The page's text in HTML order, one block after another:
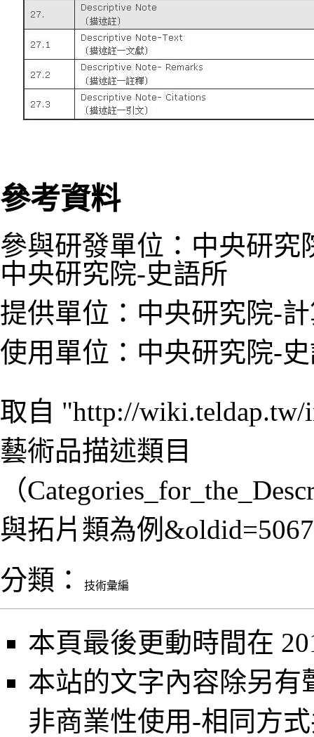
參考資料
參與研發單位：中央研
中央研究院-史語所
提供單位：中央研究院-
使用單位：中央研究院-
取自 "http://
藝術品描述類目
（
與拓片類為例&oldid=5067
分類 ： 技術彙編
本頁最後更動時間在
本站的文字內容除另
非商業性使用-相同方